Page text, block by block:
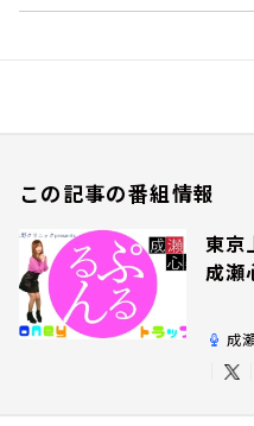
この記事の番組情報
東
成瀬
成